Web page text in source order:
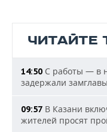
ЧИТАЙТЕ
14:50 С работы — в
задержали
09:57 В Казани
жителей просят